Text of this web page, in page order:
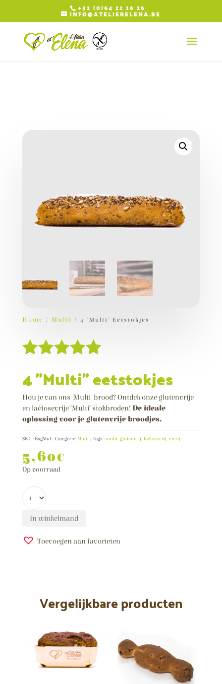
+32 (0)64 22 16 26
INFO@ATELIERELENA.BE
Home / Multi / 4 "Multi" Eetstokjes
5.00van 5
gebaseerd
op
klantenbeoor
deling
4 "Multi" eetstokjes
Hou je van ons "Multi" brood? Ontdek onze glutenvrije
en lactosevrije "Multi" stokbroden! De ideale
oplossing voor je glutenvrije broodjes.
SKU : BagMul Categorie:Multi Tags : multi, glutenvrij, lactosevrij, eivrij
5,60€
Op voorraad
In winkelmand
Toevoegen aan favorieten
Vergelijkbare producten